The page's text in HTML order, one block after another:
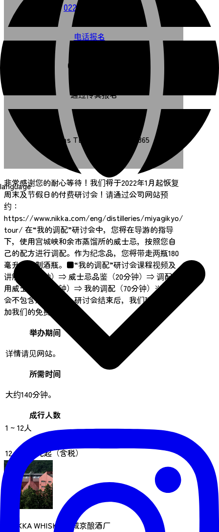
language
022-395-2865
电话报名
022-395-2883
通过传真报名
Overseas TEL +81-22-395-2865
非常感谢您的耐心等待！我们将于2022年1月起恢复
周末及节假日的付费研讨会！请通过公司网站预
约：
https://www.nikka.com/eng/distilleries/miyagikyo/
tour/ 在“我的调配”研讨会中，您将在导游的指导
下，使用宫城峡和余市蒸馏所的威士忌，按照您自
己的配方进行调配。作为纪念品，您将带走两瓶180
毫升的定制酒瓶。■“我的调配”研讨会课程视频及
讲解（20分钟）⇒ 威士忌品鉴（20分钟）⇒ 调配试
用威士忌（30分钟）⇒ 我的调配（70分钟）※研讨
会不包含酒厂参观。研讨会结束后，我们建议您参
加我们的免费酒厂参观。
举办期间
详情请见网站。
所需时间
大约140分钟。
成行人数
1 ~ 12人
12,000 日元起（含税）
NIKKA WHISKY 宫城京酿酒厂